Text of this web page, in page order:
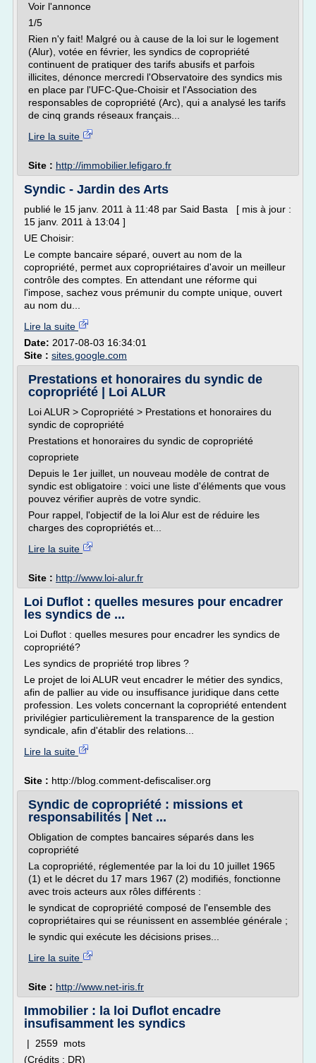
Voir l'annonce
1/5
Rien n'y fait! Malgré ou à cause de la loi sur le logement
(Alur), votée en février, les syndics de copropriété
continuent de pratiquer des tarifs abusifs et parfois
illicites, dénonce mercredi l'Observatoire des syndics mis
en place par l'UFC-Que-Choisir et l'Association des
responsables de copropriété (Arc), qui a analysé les tarifs
de cinq grands réseaux français...
Lire la suite
Site : http://immobilier.lefigaro.fr
Syndic - Jardin des Arts
publié le 15 janv. 2011 à 11:48 par Said Basta [ mis à jour :
15 janv. 2011 à 13:04 ]
UE Choisir:
Le compte bancaire séparé, ouvert au nom de la
copropriété, permet aux copropriétaires d'avoir un meilleur
contrôle des comptes. En attendant une réforme qui
l'impose, sachez vous prémunir du compte unique, ouvert
au nom du...
Lire la suite
Date: 2017-08-03 16:34:01
Site : sites.google.com
Prestations et honoraires du syndic de
copropriété | Loi ALUR
Loi ALUR > Copropriété > Prestations et honoraires du
syndic de copropriété
Prestations et honoraires du syndic de copropriété
copropriete
Depuis le 1er juillet, un nouveau modèle de contrat de
syndic est obligatoire : voici une liste d'éléments que vous
pouvez vérifier auprès de votre syndic.
Pour rappel, l'objectif de la loi Alur est de réduire les
charges des copropriétés et...
Lire la suite
Site : http://www.loi-alur.fr
Loi Duflot : quelles mesures pour encadrer
les syndics de ...
Loi Duflot : quelles mesures pour encadrer les syndics de
copropriété?
Les syndics de propriété trop libres ?
Le projet de loi ALUR veut encadrer le métier des syndics,
afin de pallier au vide ou insuffisance juridique dans cette
profession. Les volets concernant la copropriété entendent
privilégier particulièrement la transparence de la gestion
syndicale, afin d'établir des relations...
Lire la suite
Site : http://blog.comment-defiscaliser.org
Syndic de copropriété : missions et
responsabilités | Net ...
Obligation de comptes bancaires séparés dans les
copropriété
La copropriété, réglementée par la loi du 10 juillet 1965
(1) et le décret du 17 mars 1967 (2) modifiés, fonctionne
avec trois acteurs aux rôles différents :
le syndicat de copropriété composé de l'ensemble des
copropriétaires qui se réunissent en assemblée générale ;
le syndic qui exécute les décisions prises...
Lire la suite
Site : http://www.net-iris.fr
Immobilier : la loi Duflot encadre
insufisamment les syndics
| 2559 mots
(Crédits : DR)